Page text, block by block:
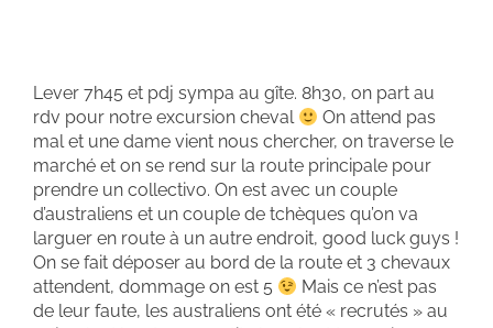
Lever 7h45 et pdj sympa au gîte. 8h30, on part au
rdv pour notre excursion cheval
On attend pas
mal et une dame vient nous chercher, on traverse le
marché et on se rend sur la route principale pour
prendre un collectivo. On est avec un couple
d’australiens et un couple de tchèques qu’on va
larguer en route à un autre endroit, good luck guys !
On se fait déposer au bord de la route et 3 chevaux
attendent, dommage on est 5
Mais ce n’est pas
de leur faute, les australiens ont été « recrutés » au